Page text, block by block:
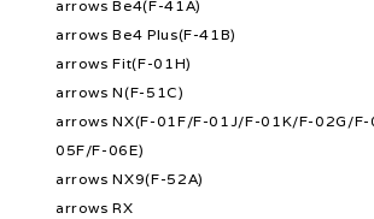
arrows Be4(F-41A)
arrows Be4 Plus(F-41B)
arrows Fit(F-01H)
arrows N(F-51C)
arrows NX(F-01F/F-01J/F-01K/F-02G/
05F/F-06E)
arrows NX9(F-52A)
arrows RX